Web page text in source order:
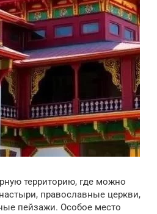
территорию, где можно
православные церкви,
пейзажи. Особое место